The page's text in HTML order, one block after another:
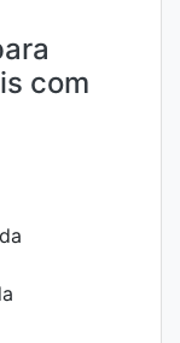
com